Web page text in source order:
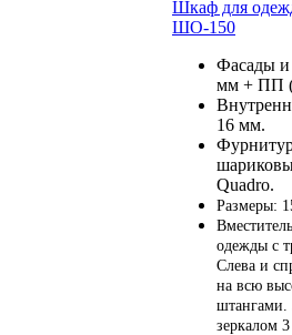
Шкаф для
ШО-150
Фасады
мм + ПП
16 мм.
Quadro.
Размеры:
одежды с
Слева и
на всю
штангами.
зеркалом